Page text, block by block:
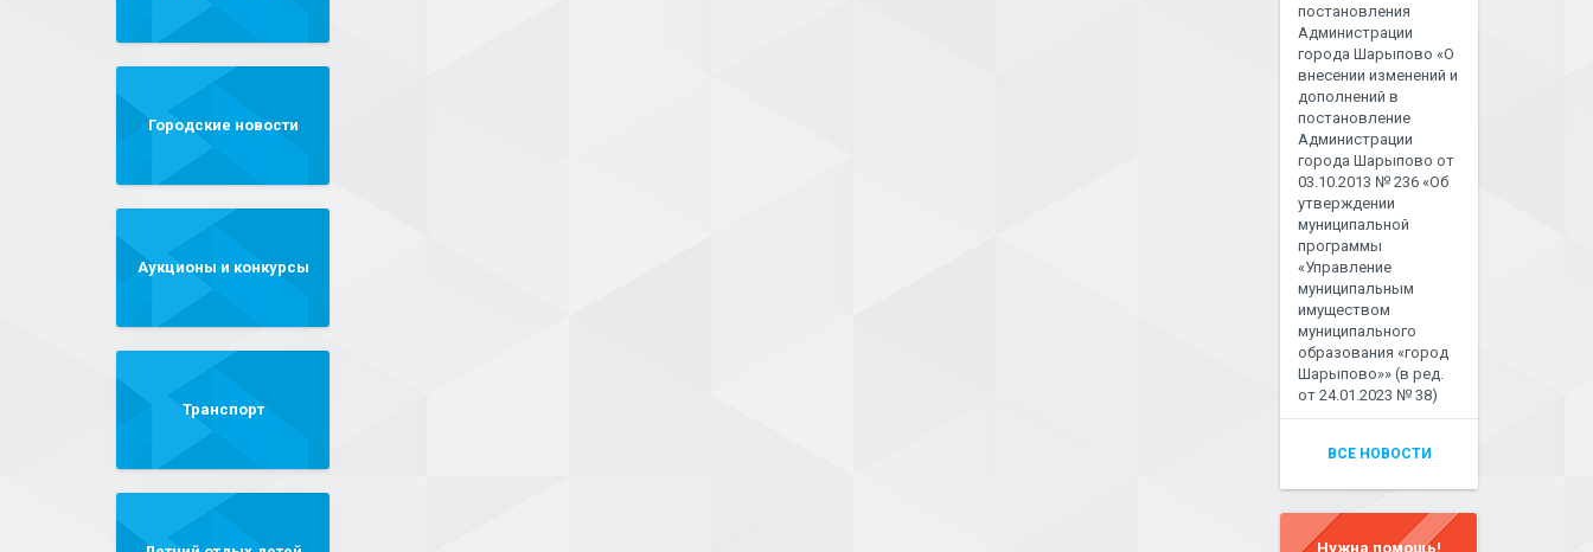
Городские новости
Аукционы и конкурсы
Транспорт
постановления
Администрации
города Шарыпово «О
внесении изменений и
дополнений в
постановление
Администрации
города Шарыпово от
03.10.2013 № 236 «Об
утверждении
муниципальной
программы
«Управление
муниципальным
имуществом
муниципального
образования «город
Шарыпово»» (в ред.
от 24.01.2023 № 38)
ВСЕ НОВОСТИ
Нужна помощь!